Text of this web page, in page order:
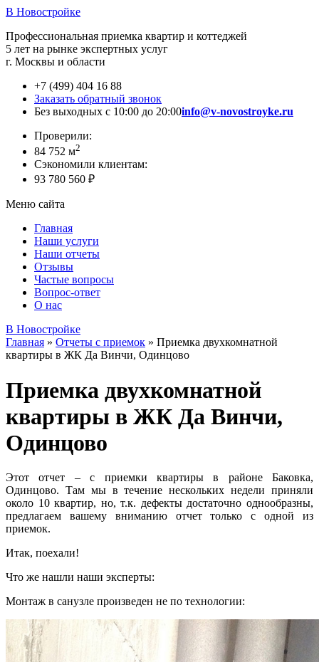
В Новостройке
Профессиональная приемка квартир и коттеджей
5 лет на рынке экспертных услуг
г. Москвы и области
+7 (499) 404 16 88
Заказать обратный звонок
Без выходных с 10:00 до 20:00info@v-novostroyke.ru
Проверили:
84 752 м2
Сэкономили клиентам:
93 780 560 ₽
Меню сайта
Главная
Наши услуги
Наши отчеты
Отзывы
Частые вопросы
Вопрос-ответ
О нас
В Новостройке
Главная » Отчеты с приемок » Приемка двухкомнатной
квартиры в ЖК Да Винчи, Одинцово
Приемка двухкомнатной
квартиры в ЖК Да Винчи,
Одинцово
Этот отчет – с приемки квартиры в районе Баковка,
Одинцово. Там мы в течение нескольких недели приняли
около 10 квартир, но, т.к. дефекты достаточно однообразны,
предлагаем вашему вниманию отчет только с одной из
приемок.
Итак, поехали!
Что же нашли наши эксперты:
Монтаж в санузле произведен не по технологии: